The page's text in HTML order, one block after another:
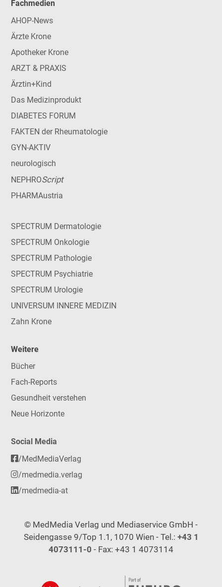
Fachmedien
AHOP-News
Ärzte Krone
Apotheker Krone
ARZT & PRAXIS
Ärztin+Kind
Das Medizinprodukt
DIABETES FORUM
FAKTEN der Rheumatologie
GYN-AKTIV
neurologisch
NEPHROScript
PHARMAustria
SPECTRUM Dermatologie
SPECTRUM Onkologie
SPECTRUM Pathologie
SPECTRUM Psychiatrie
SPECTRUM Urologie
UNIVERSUM INNERE MEDIZIN
Zahn Krone
Weitere
Bücher
Fach-Reports
Gesundheit verstehen
Neue Horizonte
Social Media
/MedMediaVerlag
/medmedia.verlag
/medmedia-at
© MedMedia Verlag und Mediaservice GmbH -
Seidengasse 9/Top 1.1, 1070 Wien - Tel.: +43 1
4073111-0 - Fax: +43 1 4073114